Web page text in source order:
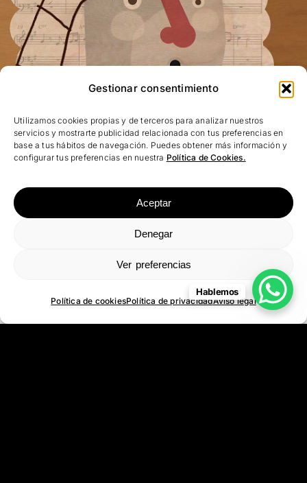
Gestionar consentimiento
Utilizamos cookies propias y de terceros para analizar nuestros
servicios y mostrarte publicidad relacionada con tus preferencias en
base a tus hábitos de navegación. Puedes obtener más información y
configurar tus preferencias en nuestra Política de Cookies.
Aceptar
Denegar
Ver preferencias
Política de cookiesPolítica de privacidadAviso legal
| Política de privacidad
Protección de datos|Política de cookies
Hablemos